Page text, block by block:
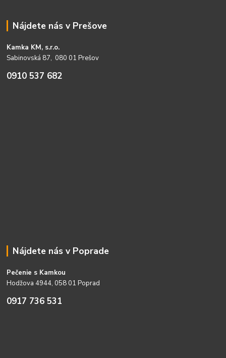
Nájdete nás v Prešove
Kamka KM, s.r.o.
Sabinovská 87, 080 01 Prešov
0910 537 682
Nájdete nás v Poprade
Pečenie s Kamkou
Hodžova 4944, 058 01 Poprad
0917 736 531